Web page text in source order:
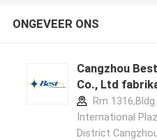
ONGEVEER ONS
Cangzhou
Co., Ltd
Rm
International
District